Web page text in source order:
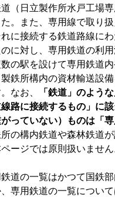
（日立製作所水戸工場
。また、専用線で取り
に接続する鉄道路線に
に対し、専用鉄道の利
の駅を設けて専用鉄道
鉄所構内の資材輸送設
なお、
「鉄道」のよう
路に接続するもの」に
っていない）ものは「
所の構内鉄道や森林鉄道
ージでは原則扱いません
道の一覧はかつて国鉄
専用鉄道の一覧につい